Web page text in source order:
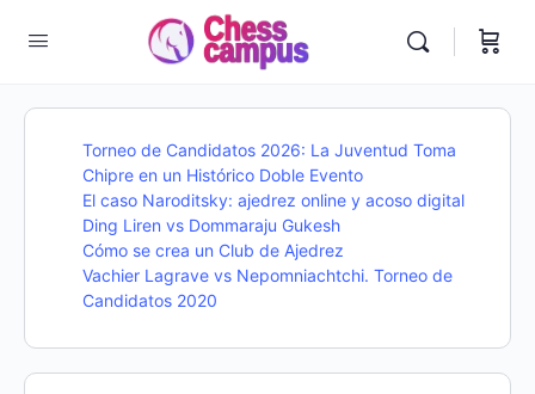
Torneo de Candidatos 2026: La Juventud Toma
Chipre en un Histórico Doble Evento
El caso Naroditsky: ajedrez online y acoso digital
Ding Liren vs Dommaraju Gukesh
Cómo se crea un Club de Ajedrez
Vachier Lagrave vs Nepomniachtchi. Torneo de
Candidatos 2020